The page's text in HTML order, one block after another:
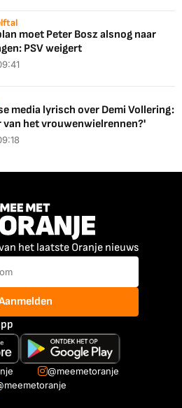
moet Peter Bosz alsnog naar
PSV weigert
media lyrisch over Demi Vollering:
van het vrouwenwielrennen?'
het laatste Oranje nieuws
@meemetoranje